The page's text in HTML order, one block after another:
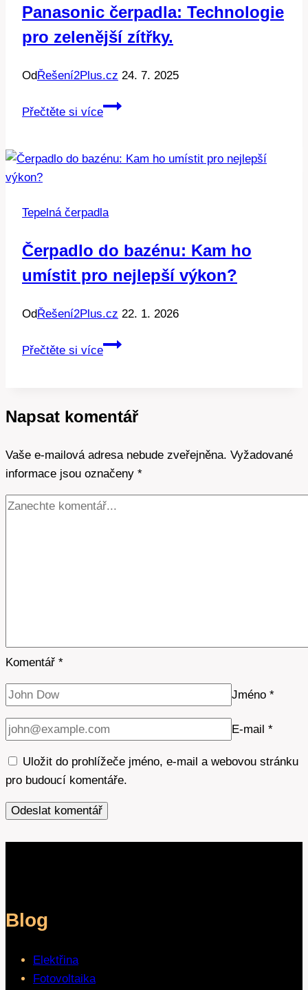
elektřině?
Panasonic čerpadla: Technologie
pro zelenější zítřky.
OdŘešení2Plus.cz 24. 7. 2025
Přečtěte si více
Panasonic
pro
Tepelná čerpadla
Čerpadlo do bazénu: Kam ho
umístit pro nejlepší výkon?
OdŘešení2Plus.cz 22. 1. 2026
Přečtěte si více
Čerpadlo
ho
pro
nejlepší
výkon?
Napsat komentář
Vaše e-mailová adresa nebude zveřejněna. Vyžadované
informace jsou označeny *
Komentář *
Jméno *
E-mail *
Uložit do prohlížeče jméno, e-mail a webovou stránku
pro budoucí komentáře.
Blog
Elektřina
Fotovoltaika